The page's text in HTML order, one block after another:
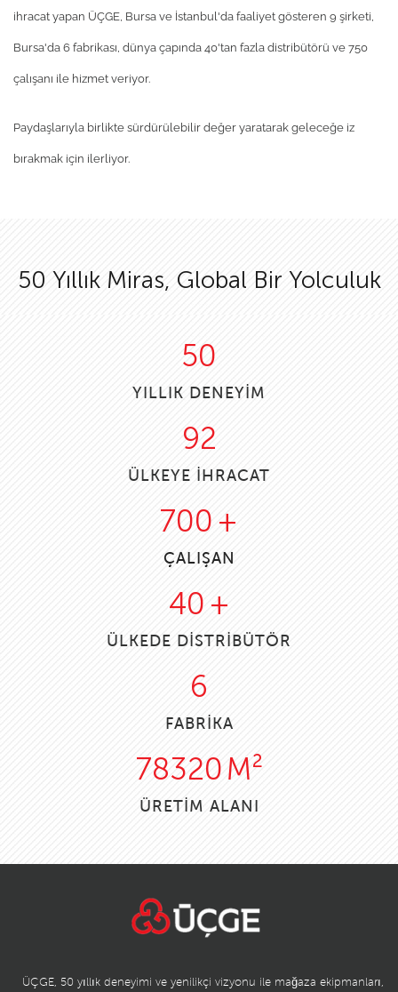
ihracat yapan ÜÇGE, Bursa ve İstanbul'da faaliyet gösteren 9 şirketi,
Bursa'da 6 fabrikası, dünya çapında 40'tan fazla distribütörü ve 750
çalışanı ile hizmet veriyor.
Paydaşlarıyla birlikte sürdürülebilir değer yaratarak geleceğe iz
bırakmak için ilerliyor.
50 Yıllık Miras, Global Bir Yolculuk
50
YILLIK DENEYİM
92
ÜLKEYE İHRACAT
700 +
ÇALIŞAN
40 +
ÜLKEDE DİSTRİBÜTÖR
6
FABRİKA
90109M²
ÜRETİM ALANI
ÜÇGE, 50 yıllık deneyimi ve yenilikçi vizyonu ile mağaza ekipmanları,